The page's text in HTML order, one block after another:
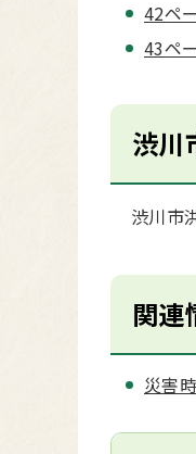
42ペ
43ペ
渋川
渋川市
関連
災害